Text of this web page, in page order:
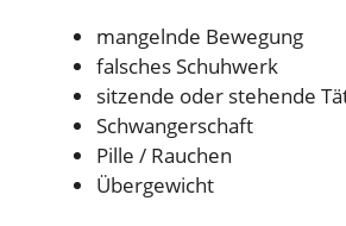
mangelnde Bewegung
falsches Schuhwerk
sitzende oder stehende
Schwangerschaft
Pille / Rauchen
Übergewicht